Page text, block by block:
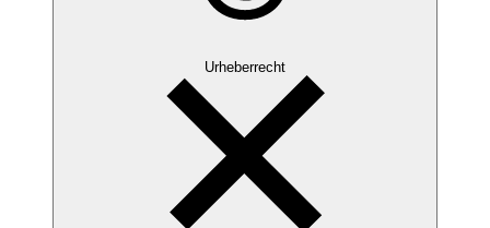
Urheberrecht